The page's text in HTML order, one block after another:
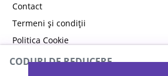
Contact
Termeni și condiții
Politica Cookie
Politica de confidențialitate
CODURI DE REDUCERE